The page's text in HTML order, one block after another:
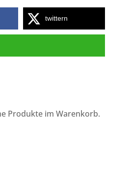
twittern
Produkte im Warenkorb.